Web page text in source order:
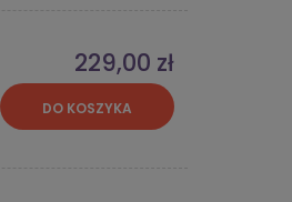
229,00 zł
DO KOSZYKA